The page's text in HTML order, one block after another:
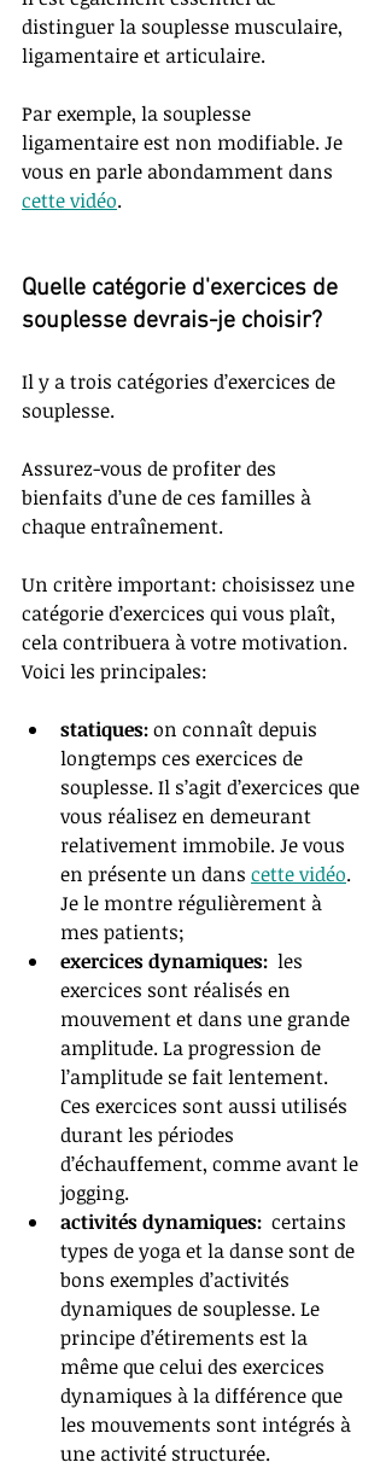
distinguer la souplesse musculaire,
ligamentaire et articulaire.
Par exemple, la souplesse
ligamentaire est non modifiable. Je
vous en parle abondamment dans
cette vidéo.
Quelle catégorie d'exercices de
souplesse devrais-je choisir?
Il y a trois catégories d’exercices de
souplesse.
Assurez-vous de profiter des
bienfaits d’une de ces familles à
chaque entraînement.
Un critère important: choisissez une
catégorie d’exercices qui vous plaît,
cela contribuera à votre motivation.
Voici les principales:
statiques: on connaît depuis
longtemps ces exercices de
souplesse. Il s’agit d’exercices que
vous réalisez en demeurant
relativement immobile. Je vous
en présente un dans cette vidéo.
Je le montre régulièrement à
mes patients;
exercices dynamiques:
  les
exercices sont réalisés en
mouvement et dans une grande
amplitude. La progression de
l’amplitude se fait lentement.
Ces exercices sont aussi utilisés
durant les périodes
d’échauffement, comme avant le
jogging.
activités dynamiques:
  certains
types de yoga et la danse sont de
bons exemples d’activités
dynamiques de souplesse. Le
principe d’étirements est la
même que celui des exercices
dynamiques à la différence que
les mouvements sont intégrés à
une activité structurée.